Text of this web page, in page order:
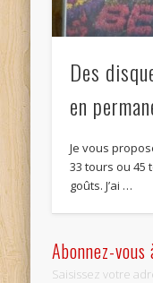
Des
en
Je vous
33 tours ou 45
goûts. J’ai …
Abonnez-
Saisissez votre